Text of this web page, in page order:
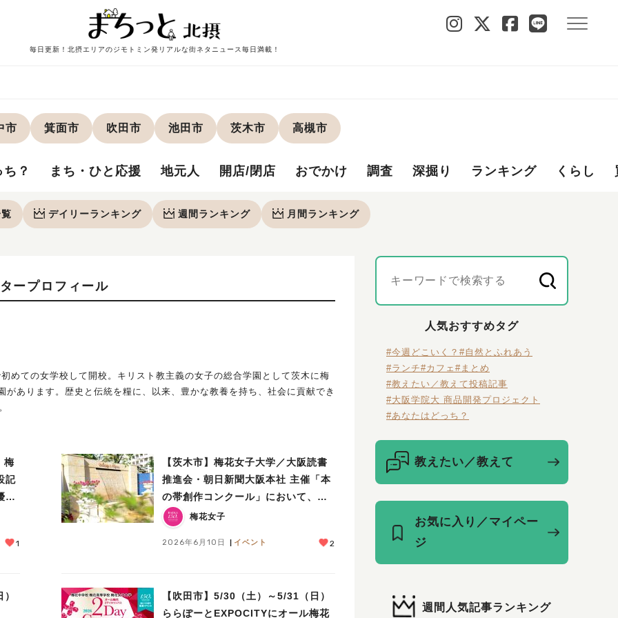
毎日更新！北摂エリアのジモトミン発リアルな街ネタニュース毎日満載！
市 箕面市 吹田市 池田市 茨木市 高槻市
？ まち・ひと応援 地元人 開店/閉店 おでかけ 調査 深掘り ランキング くらし
デイリーランキング 週間 ランキング 月間 ランキング
ープロフィール
めての女学校して開校。キリスト教主義の女子の総合学園として茨木に梅
あります。歴史と伝統を糧に、以来、豊かな教養を持ち、社会に貢献でき
梅
記
≪
1
【茨木市】梅花女子大学／大阪読書
推進会・朝日新聞大阪本社 主催「本
の帯創作コンクール」において、絵
本の帯づくりワークショップ開催！
梅花女子
2026年6月10日 イベント 2
【吹田市】5/30（土）～5/31（日）
ららぽーとEXPOCITYにオール梅花
人気おすすめタグ
#今週どこいく？ #自然とふれあう
#ランチ#カフェ #まとめ
#教えたい／教えて投稿記事
#大阪学院大 商品開発プロジェクト
#あなたはどっち？
教えたい／教えて
お気に入り／マイペー
ジ
週間人気記事ランキング